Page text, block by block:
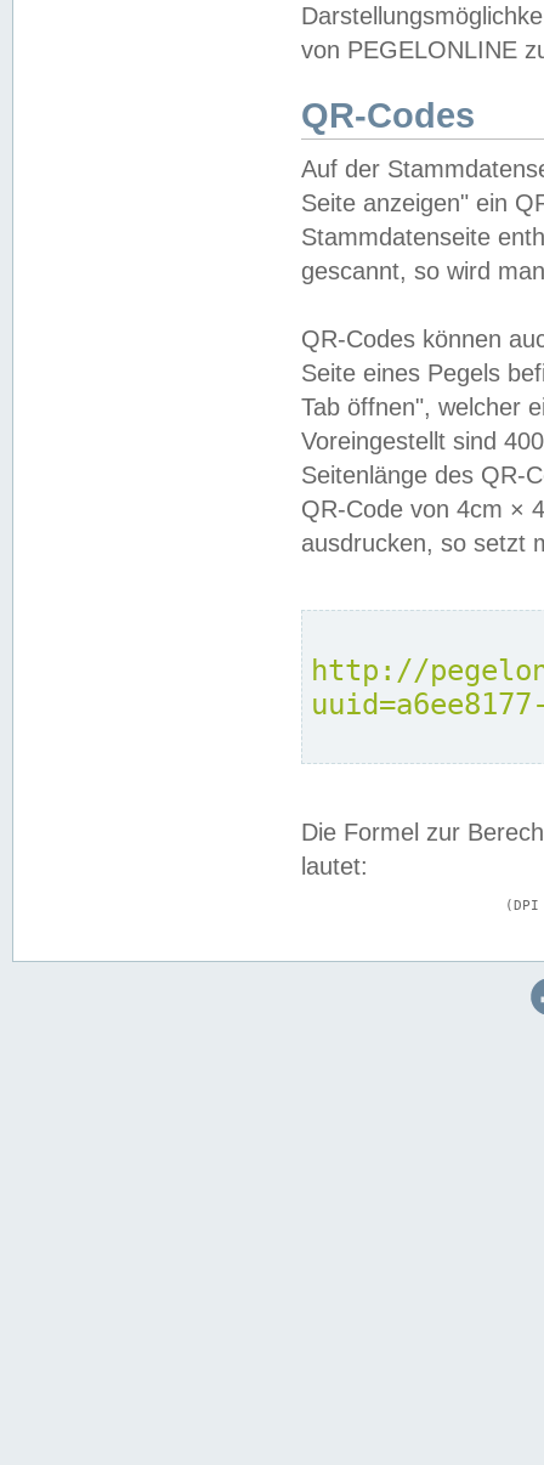
von PEGELONLINE
QR-Codes
Auf der
Seite anzeigen" ein
Stammdatenseite
gescannt, so wird
QR-Codes können
Seite eines Pegels
Tab öffnen", welcher
Voreingestellt sind
Seitenlänge des QR-
QR-Code von 4cm ×
ausdrucken, so setzt
http://
Die Formel zur
lautet: